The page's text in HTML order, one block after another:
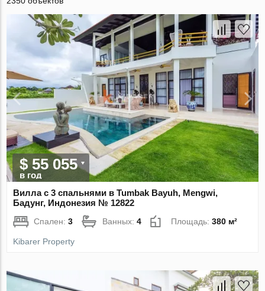
$ 55 055
в год
Вилла с 3 спальнями в Tumbak Bayuh, Mengwi,
Бадунг, Индонезия № 12822
Спален:3 Ванных:4 Площадь:380 м²
Kibarer Property